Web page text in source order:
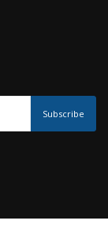
Subscribe